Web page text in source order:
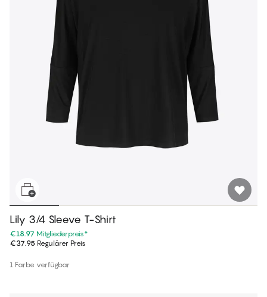
Lily 3/4 Sleeve T-Shirt
€18.97 Mitgliederpreis*
€37.95 Regulärer Preis
1 Farbe verfügbar